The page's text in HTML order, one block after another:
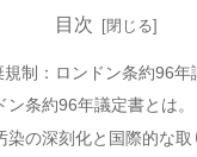
目次
制：ロンドン条約96年
ン条約96年議定書とは。
染の深刻化と国際的な取